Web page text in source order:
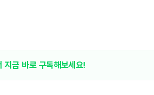
지금 바로 구독해보세요!